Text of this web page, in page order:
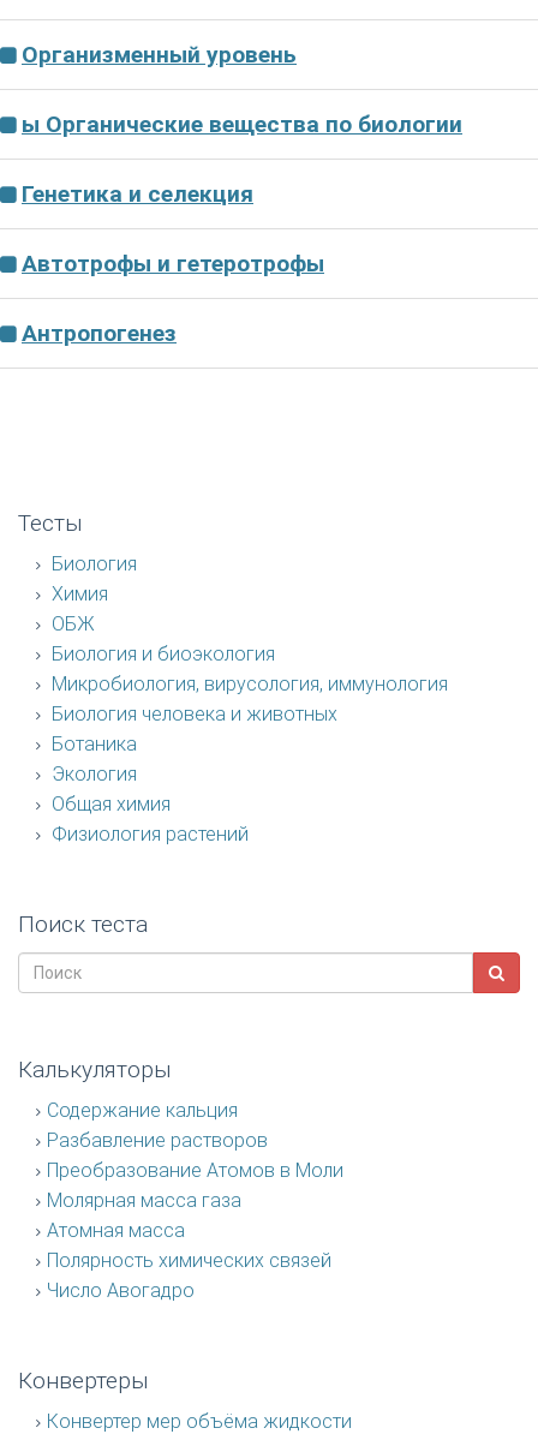
Организменный уровень
ы Органические вещества по биологии
Генетика и селекция
Автотрофы и гетеротрофы
Антропогенез
Тесты
Биология
Химия
ОБЖ
Биология и биоэкология
Микробиология, вирусология, иммунология
Биология человека и животных
Ботаника
Экология
Общая химия
Физиология растений
Поиск теста
Калькуляторы
Содержание кальция
Разбавление растворов
Преобразование Атомов в Моли
Молярная масса газа
Атомная масса
Полярность химических связей
Число Авогадро
Конвертеры
Конвертер мер объёма жидкости